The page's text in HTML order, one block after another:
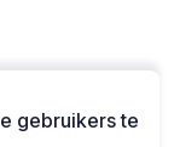
gebruikers te